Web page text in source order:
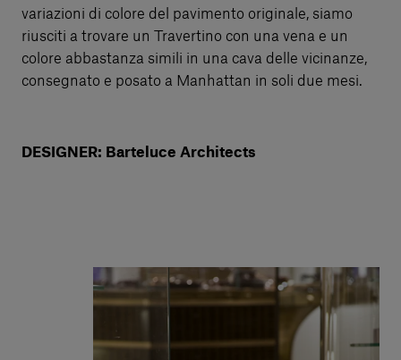
variazioni di colore del pavimento originale, siamo
riusciti a trovare un Travertino con una vena e un
colore abbastanza simili in una cava delle vicinanze,
consegnato e posato a Manhattan in soli due mesi.
DESIGNER: Barteluce Architects